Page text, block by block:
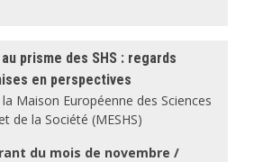
au prisme des SHS : regards
en perspectives
Maison Européenne des Sciences
de la Société (MESHS)
du mois de novembre /